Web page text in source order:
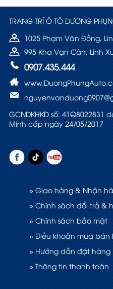
TRANG TRÍ Ô TÔ DƯƠNG
1025 Phạm Văn Đồng,
995 Kha Vạn Cân, Linh
0907.435.444
GCNDKHKD số: 41Q8022831
Minh cấp ngày 24/05/2017
» Giao hàng & Nhận
» Chính sách đổi trả &
» Chính sách bảo mật
» Điều khoản mua bán
» Hướng dẫn đặt hàng
» Thông tin thanh toán